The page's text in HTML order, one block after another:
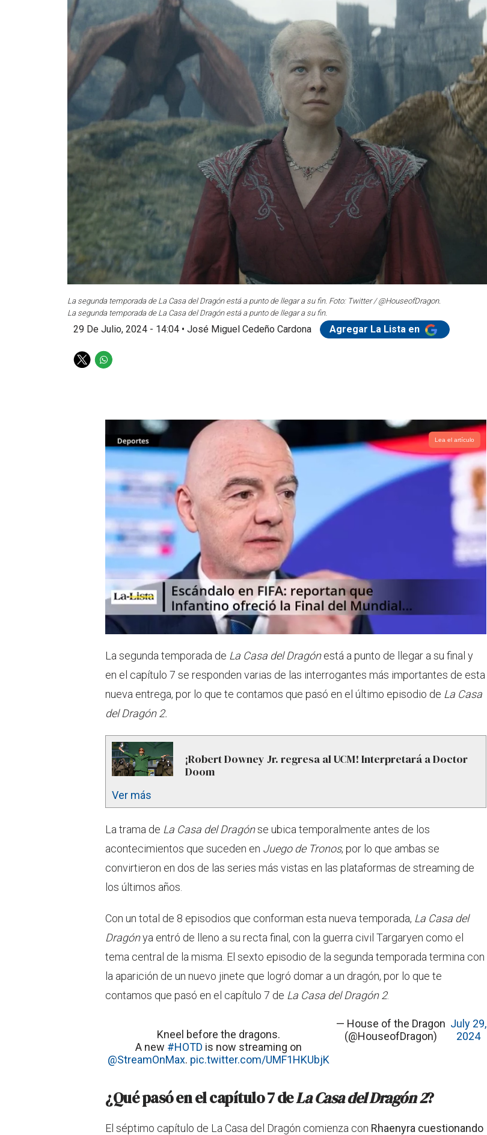
La segunda temporada de La Casa del Dragón está a punto de llegar a su fin. Foto: Twitter / @HouseofDragon.
La segunda temporada de La Casa del Dragón está a punto de llegar a su fin.
29 De Julio, 2024 - 14:04 • José Miguel Cedeño Cardona Agregar La Lista en
T
W
p
Lea el artículo
La segunda temporada de La Casa del Dragónestá a punto de llegar a su final y
en el capítulo 7 se responden varias de las interrogantes más importantes de esta
nueva entrega, por lo que te contamos que pasó en el último episodio de La Casa
del Dragón 2.
¡Robert Downey Jr. regresa al UCM! Interpretará a Doctor
Doom
Ver más
La trama de La Casa del Dragónse ubica temporalmente antes de los
acontecimientos que suceden en Juego de Tronos, por lo que ambas se
convirtieron en dos de las series más vistas en las plataformas de streaming de
los últimos años.
Con un total de 8 episodios que conforman esta nueva temporada, La Casa del
Dragónya entró de lleno a su recta final, con la guerra civil Targaryen como el
tema central de la misma. El sexto episodio de la segunda temporada termina con
la aparición de un nuevo jinete que logró domar a un dragón, por lo que te
contamos que pasó en el capítulo 7 de La Casa del Dragón 2.
Kneel before the dragons.
A new #HOTD is now streaming on
@StreamOnMax. pic.twitter.com/UMF1HKUbjK
— House of the Dragon
(@HouseofDragon)
July 29,
2024
¿Qué pasó en el capítulo 7 deLa Casa del Dragón 2?
El séptimo capítulo de La Casa del Dragón comienza con Rhaenyra cuestionando